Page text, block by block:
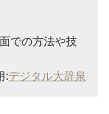
での方法や技
:デジタル大辞泉